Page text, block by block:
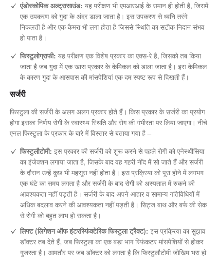
एंडोस्कोपिक अल्ट्रासाउंड: यह परीक्षण भी एमआरआई के समान ही होती है, जिसमें
एक उपकरण को गुदा के अंदर डाला जाता है। इस उपकरण से ध्वनि तरंगे
निकलती है और एक कैमरा भी लगा होता है जिससे स्थिति का सटीक निदान संभव
हो पाता है।
फिस्टुलोग्राफी: यह परीक्षण एक विशेष प्रकार का एक्स-रे है, जिसको तब किया
जाता है जब गुदा में एक खास प्रकार के केमिकल को डाला जाता है। इस केमिकल
के कारण गुदा के आसपास की मांसपेशियां एक दम स्पष्ट रूप से दिखती हैं।
सर्जरी
फिस्टुला की सर्जरी के अलग अलग प्रकार होते हैं। किस प्रकार के सर्जरी का प्रयोग
होगा इसका निर्णय रोगी के स्वास्थ्य स्थिति और रोग की गंभीरता पर लिया जाएगा। नीचे
एनल फिस्टुला के प्रकार के बारे में विस्तार से बताया गया है –
फिस्टुलौटोमी: इस प्रकार की सर्जरी को शुरू करने से पहले रोगी को एनेस्थीसिया
का इंजेक्शन लगाया जाता है, जिसके बाद वह गहरी नींद में सो जाते हैं और सर्जरी
के दौरान उन्हें कुछ भी महसूस नहीं होता है। इस प्रक्रिया को पूरा होने में लगभग
एक घंटे का समय लगता है और सर्जरी के बाद रोगी को अस्पताल में रुकने की
आवश्यकता नहीं पड़ती है। सर्जरी के बाद अपने आहार व सामान्य गतिविधियों में
अधिक बदलाव करने की आवश्यकता नहीं पड़ती है। सिट्ज बाथ और बर्फ की सेक
से रोगी को बहुत लाभ हो सकता है।
लिफ्ट (लिगेशन ऑफ इंटरस्फिंक्टेरिक फिस्टुला ट्रैक्ट): इस प्रक्रिया का सुझाव
डॉक्टर तब देते हैं, जब फिस्टुला का एक बड़ा भाग स्फिंकटर मांसपेशियों से होकर
गुजरता है। आमतौर पर जब डॉक्टर को लगता है कि फिस्टुलौटोमी जोखिम भरा हो